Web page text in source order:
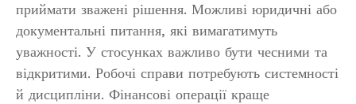
приймати зважені рішення. Можливі юридичні або
документальні питання, які вимагатимуть
уважності. У стосунках важливо бути чесними та
відкритими. Робочі справи потребують системності
й дисципліни. Фінансові операції краще